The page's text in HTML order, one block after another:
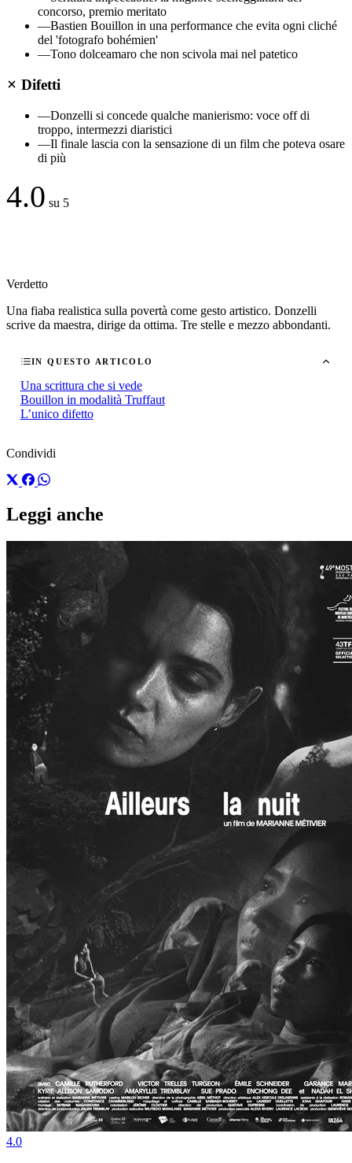
concorso, premio meritato
—Bastien Bouillon in una performance che evita ogni cliché
del 'fotografo bohémien'
—Tono dolceamaro che non scivola mai nel patetico
Difetti
—Donzelli si concede qualche manierismo: voce off di
troppo, intermezzi diaristici
—Il finale lascia con la sensazione di un film che poteva osare
di più
4.0 su 5
Verdetto
Una fiaba realistica sulla povertà come gesto artistico. Donzelli
scrive da maestra, dirige da ottima. Tre stelle e mezzo abbondanti.
IN QUESTO ARTICOLO
Una scrittura che si vede
Bouillon in modalità Truffaut
L’unico difetto
Condividi
Leggi anche
4.0